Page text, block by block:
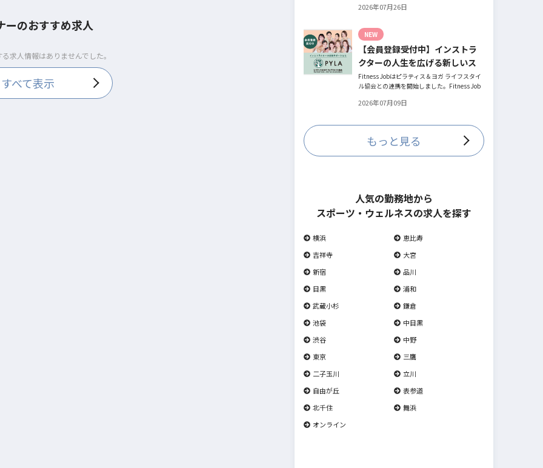
ーのおすすめ求人
求人情報はありませんでした。
すべて表示
それでも尚、同じ業界内で独立し再起を図っ
藤健祐さんにインタビュー。
フィットネスクラブのキャンペーンや違約金
制度はお客様を大切にする仕組みだろう
か！？資金が底をつく恐怖と闘いながらもお
客様との絆を築き上げた秘訣とは？
2026年07月26日
NEW
【会員登録受付中】インストラ
クターの人生を広げる新しいス
テージ
Fitness Jobはピラティス＆ヨガ ライフスタイ
ル協会との連携を開始しました。Fitness Job
の人生を広げる新しいステージとして、同協
2026年07月09日
もっと見る
人気の勤務地から
スポーツ・ウェルネスの求人を探す
横浜
恵比寿
吉祥寺
大宮
新宿
品川
目黒
浦和
武蔵小杉
鎌倉
池袋
中目黒
渋谷
中野
東京
三鷹
二子玉川
立川
自由が丘
表参道
北千住
舞浜
オンライン